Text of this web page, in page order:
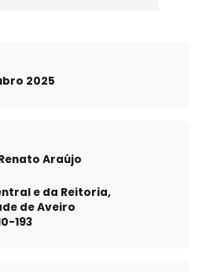
2025
Araújo
e da Reitoria,
de Aveiro
193